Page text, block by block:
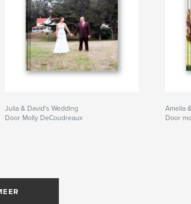
Julia & David's Wedding
Door Molly DeCoudreaux
Amelia
Door